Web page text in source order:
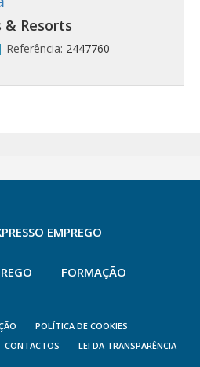
Resorts
| Referência: 2447760
EMPREGO
FORMAÇÃO
POLÍTICA DE COOKIES
CONTACTOS LEI DA TRANSPARÊNCIA